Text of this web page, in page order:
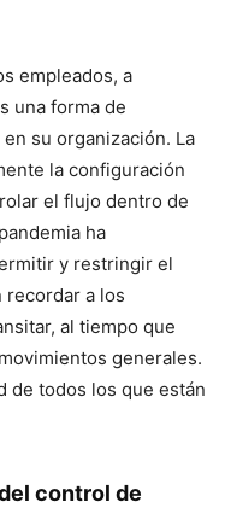
empleados, a
una forma de
su organización. La
la configuración
el flujo dentro de
ha
y restringir el
recordar a los
al tiempo que
generales.
de todos los que están
control de